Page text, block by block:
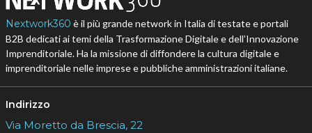
Nextwork360 è il più grande network in Italia di testate e portali
B2B dedicati ai temi della Trasformazione Digitale e dell’Innovazione
Imprenditoriale. Ha la missione di diffondere la cultura digitale e
imprenditoriale nelle imprese e pubbliche amministrazioni italiane.
Indirizzo
Via Moretto da Brescia, 22